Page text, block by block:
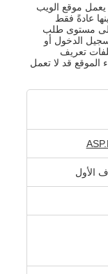
موقع الويب
عادةً فقط
إلى مستوى طلب
الدخول أو
تعريف
الموقع قد لا تعمل
الأول